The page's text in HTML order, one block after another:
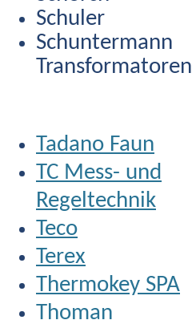
Schuler
Schuntermann
Transformatoren
Tadano Faun
TC Mess- und
Regeltechnik
Teco
Terex
Thermokey SPA
Thoman